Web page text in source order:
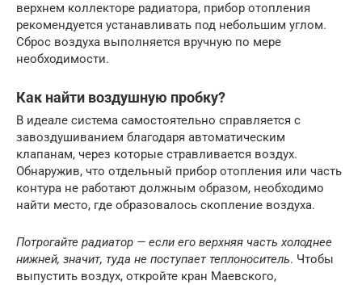
верхнем коллекторе радиатора, прибор отопления
рекомендуется устанавливать под небольшим углом.
Сброс воздуха выполняется вручную по мере
необходимости.
Как найти воздушную пробку?
В идеале система самостоятельно справляется с
завоздушиванием благодаря автоматическим
клапанам, через которые стравливается воздух.
Обнаружив, что отдельный прибор отопления или часть
контура не работают должным образом, необходимо
найти место, где образовалось скопление воздуха.
Потрогайте радиатор — если его верхняя часть холоднее
нижней, значит, туда не поступает теплоноситель. Чтобы
выпустить воздух, откройте кран Маевского,